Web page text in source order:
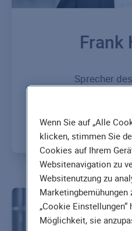
Frank
Sprecher
Wenn Sie auf „Alle
klicken, stimmen Sie
Cookies auf Ihrem
Websitenavigation zu
Websitenutzung zu
Marketingbemühungen
„Cookie Einstellungen“
Möglichkeit, sie